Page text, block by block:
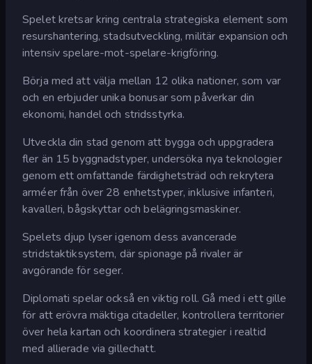
Spelet kretsar kring centrala strategiska element som
resurshantering, stadsutveckling, militär expansion och
intensiv spelare-mot-spelare-krigföring.
Börja med att välja mellan 12 olika nationer, som var
och en erbjuder unika bonusar som påverkar din
ekonomi, handel och stridsstyrka.
Utveckla din stad genom att bygga och uppgradera
fler än 15 byggnadstyper, undersöka nya teknologier
genom ett omfattande färdighetsträd och rekrytera
arméer från över 28 enhetstyper, inklusive infanteri,
kavalleri, bågskyttar och belägringsmaskiner.
Spelets djup lyser igenom dess avancerade
stridstaktiksystem, där spionage på rivaler är
avgörande för seger.
Diplomati spelar också en viktig roll. Gå med i ett gille
för att erövra mäktiga citadeller, kontrollera territorier
över hela kartan och koordinera strategier i realtid
med allierade via gillechatt.